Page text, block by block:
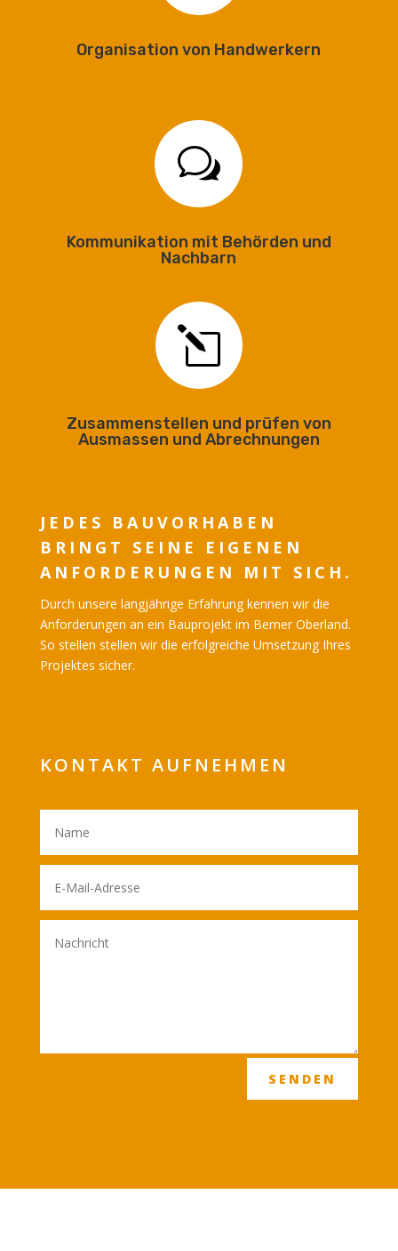
Organisation von Handwerkern
w
Kommunikation mit Behörden und
Nachbarn
l
Zusammenstellen und prüfen von
Ausmassen und Abrechnungen
JEDES BAUVORHABEN
BRINGT SEINE EIGENEN
ANFORDERUNGEN MIT SICH.
Durch unsere langjährige Erfahrung kennen wir die
Anforderungen an ein Bauprojekt im Berner Oberland.
So stellen stellen wir die erfolgreiche Umsetzung Ihres
Projektes sicher.
KONTAKT AUFNEHMEN
SENDEN